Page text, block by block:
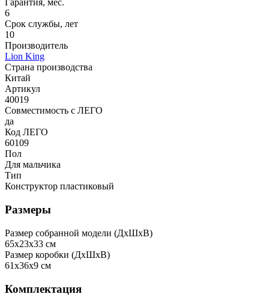
Гарантия, мес.
6
Срок службы, лет
10
Производитель
Lion King
Страна производства
Китай
Артикул
40019
Совместимость с ЛЕГО
да
Код ЛЕГО
60109
Пол
Для мальчика
Тип
Конструктор пластиковый
Размеры
Размер собранной модели (ДxШxВ)
65x23x33 см
Размер коробки (ДxШxВ)
61x36x9 см
Комплектация